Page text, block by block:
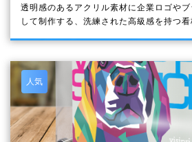
透明感のあるアクリル素材に企業ロゴや
して制作する、洗練された高級感を持つ看
人気